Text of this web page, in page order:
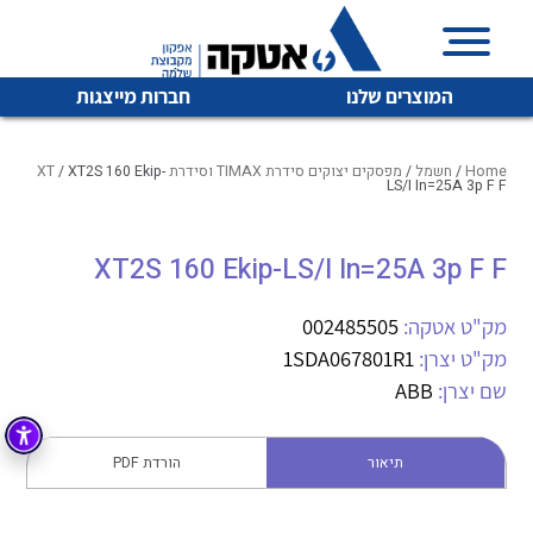
המוצרים שלנו חברות מייצגות
איכות | שרות | זמינות
והפצה של מוצרי
מיתוג, בקרה , ואינסטלציה חשמלית ופעילה ב7 תחומים:
חשמל מיתוג ואינסטלציה חשמלית
בקרה
זיווד
לכל מוצרי היצרן לכל מוצרי היצרן
לכל מוצרי היצרן לכל מוצרי היצרן
Home
/ חשמל / מפסקים יצוקים סידרת TIMAX וסידרת XT / XT2S 160 Ekip-
LS/I In=25A 3p F F
XT2S 160 Ekip-LS/I In=25A 3p F F
מק"ט אטקה: 002485505
מק"ט יצרן: 1SDA067801R1
שם יצרן: ABB
תיאור הורדת PDF